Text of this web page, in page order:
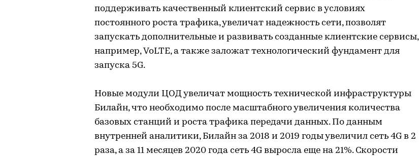
поддерживать качественный клиентский сервис в условиях
постоянного роста трафика, увеличат надежность сети, позволят
запускать дополнительные и развивать созданные клиентские сервисы,
например, VoLTE, а также заложат технологический фундамент для
запуска 5G.
Новые модули ЦОД увеличат мощность технической инфраструктуры
Билайн, что необходимо после масштабного увеличения количества
базовых станций и роста трафика передачи данных. По данным
внутренней аналитики, Билайн за 2018 и 2019 годы увеличил сеть 4G в 2
раза, а за 11 месяцев 2020 года сеть 4G выросла еще на 21%. Скорости